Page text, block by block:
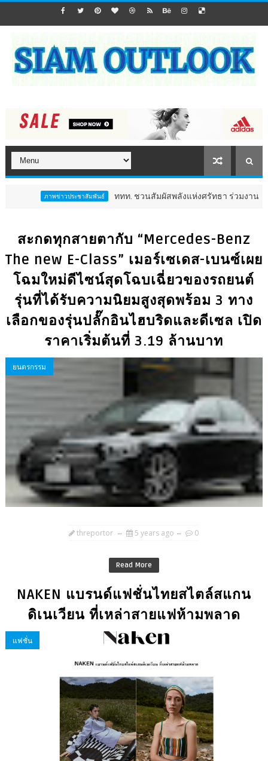
พข่าวประชาสัมพันธ์ ททท. ชวนสัมผัสพลังแห่งศรัทธา ร่วมงาน "ห่มผ้าหลวงปู่ท
สะกดทุกสายตากับ “Mercedes-Benz
The new E-Class” เมอร์เซเดส-เบนซ์เผย
โฉมใหม่ดีไซน์สุดโฉบเฉี่ยวของรถยนต์
รุ่นที่ได้รับความนิยมสูงสุดพร้อม 3 ทาง
เลือกของรุ่นปลั๊กอินไฮบริดและดีเซล เปิด
ราคาเริ่มต้นที่ 3.19 ล้านบาท
ยนตรกรรม
threportor 5 years ago 0
Read More
NAKEN แบรนด์แฟชั่นไทยสไตล์สแกน
ดิเนเวียน ที่เหล่าสายแฟห้ามพลาด
แฟชั่น